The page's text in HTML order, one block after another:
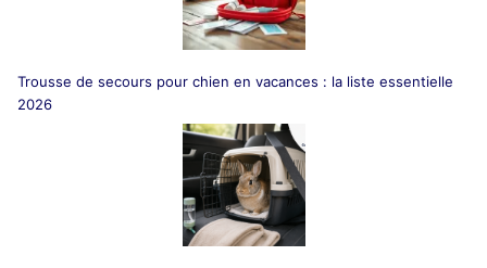
Trousse de secours pour chien en vacances : la liste essentielle
2026